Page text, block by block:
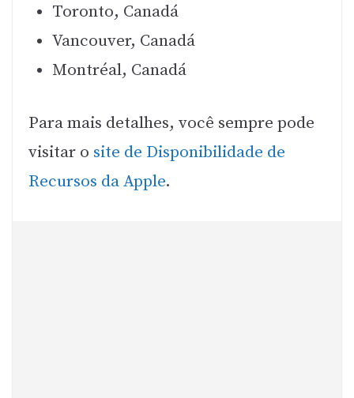
Toronto, Canadá
Vancouver, Canadá
Montréal, Canadá
Para mais detalhes, você sempre pode
visitar o site de Disponibilidade de
Recursos da Apple.